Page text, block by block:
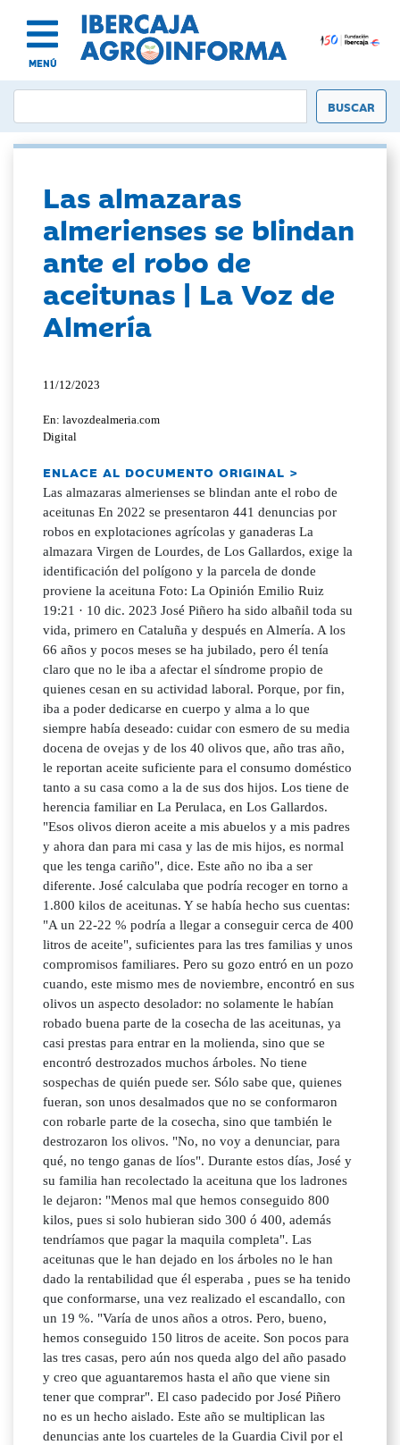
MENÚ
Las almazaras
almerienses se blindan
ante el robo de
aceitunas | La Voz de
Almería
11/12/2023
En: lavozdealmeria.com
Digital
ENLACE AL DOCUMENTO ORIGINAL >
Las almazaras almerienses se blindan ante el robo de
aceitunas En 2022 se presentaron 441 denuncias por
robos en explotaciones agrícolas y ganaderas La
almazara Virgen de Lourdes, de Los Gallardos, exige la
identificación del polígono y la parcela de donde
proviene la aceituna Foto: La Opinión Emilio Ruiz
19:21 · 10 dic. 2023 José Piñero ha sido albañil toda su
vida, primero en Cataluña y después en Almería. A los
66 años y pocos meses se ha jubilado, pero él tenía
claro que no le iba a afectar el síndrome propio de
quienes cesan en su actividad laboral. Porque, por fin,
iba a poder dedicarse en cuerpo y alma a lo que
siempre había deseado: cuidar con esmero de su media
docena de ovejas y de los 40 olivos que, año tras año,
le reportan aceite suficiente para el consumo doméstico
tanto a su casa como a la de sus dos hijos. Los tiene de
herencia familiar en La Perulaca, en Los Gallardos.
"Esos olivos dieron aceite a mis abuelos y a mis padres
y ahora dan para mi casa y las de mis hijos, es normal
que les tenga cariño", dice. Este año no iba a ser
diferente. José calculaba que podría recoger en torno a
1.800 kilos de aceitunas. Y se había hecho sus cuentas:
"A un 22-22 % podría a llegar a conseguir cerca de 400
litros de aceite", suficientes para las tres familias y unos
compromisos familiares. Pero su gozo entró en un pozo
cuando, este mismo mes de noviembre, encontró en sus
olivos un aspecto desolador: no solamente le habían
robado buena parte de la cosecha de las aceitunas, ya
casi prestas para entrar en la molienda, sino que se
encontró destrozados muchos árboles. No tiene
sospechas de quién puede ser. Sólo sabe que, quienes
fueran, son unos desalmados que no se conformaron
con robarle parte de la cosecha, sino que también le
destrozaron los olivos. "No, no voy a denunciar, para
qué, no tengo ganas de líos". Durante estos días, José y
su familia han recolectado la aceituna que los ladrones
le dejaron: "Menos mal que hemos conseguido 800
kilos, pues si solo hubieran sido 300 ó 400, además
tendríamos que pagar la maquila completa". Las
aceitunas que le han dejado en los árboles no le han
dado la rentabilidad que él esperaba , pues se ha tenido
que conformarse, una vez realizado el escandallo, con
un 19 %. "Varía de unos años a otros. Pero, bueno,
hemos conseguido 150 litros de aceite. Son pocos para
las tres casas, pero aún nos queda algo del año pasado
y creo que aguantaremos hasta el año que viene sin
tener que comprar". El caso padecido por José Piñero
no es un hecho aislado. Este año se multiplican las
denuncias ante los cuarteles de la Guardia Civil por el